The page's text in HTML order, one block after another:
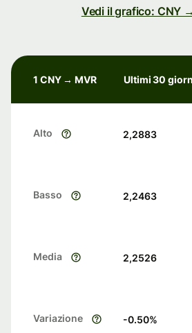
Vedi il grafico: CNY
1 CNY → MVR Ultimi 30
Alto 2,2883
Basso 2,2463
Media 2,2526
Variazione -0.50%